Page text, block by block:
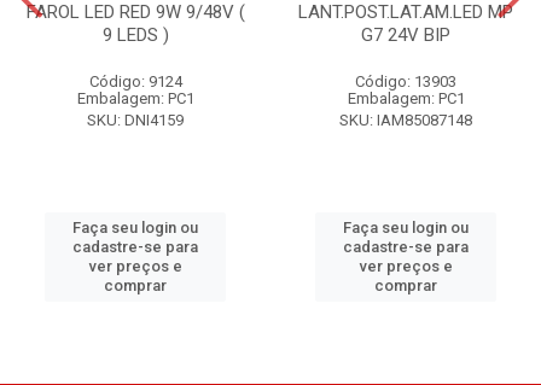
FAROL LED RED 9W 9/48V (
9 LEDS )
Código: 9124
Embalagem: PC1
SKU: DNI4159
Faça seu login ou
cadastre-se para
ver preços e
comprar
LANT.POST.LAT.AM.LED MP
G7 24V BIP
Código: 13903
Embalagem: PC1
SKU: IAM85087148
Faça seu login ou
cadastre-se para
ver preços e
comprar